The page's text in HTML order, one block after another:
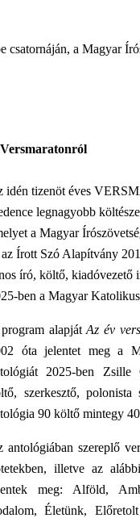
a Magyar
idén tizenöt éves
legnagyobb
a Magyar
az Írott Szó Alapítvány
író, költő, kiadóvezető
ben a Magyar
alapjátAz év
óta jelentet meg a
2025-ben Zsille
szerkesztő,
90 költő mintegy
antológiában szereplő
illetve az
meg: Alföld,
Életünk,